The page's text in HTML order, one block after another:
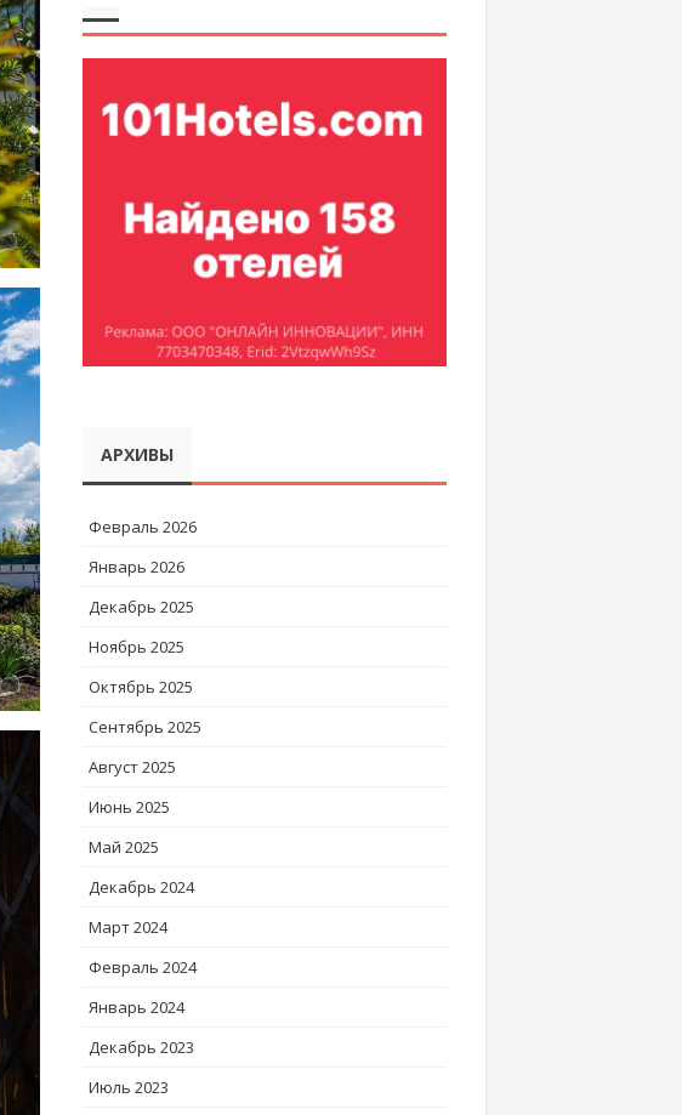
АРХИВЫ
Февраль 2026
Январь 2026
Декабрь 2025
Ноябрь 2025
Октябрь 2025
Сентябрь 2025
Август 2025
Июнь 2025
Май 2025
Декабрь 2024
Март 2024
Февраль 2024
Январь 2024
Декабрь 2023
Июль 2023